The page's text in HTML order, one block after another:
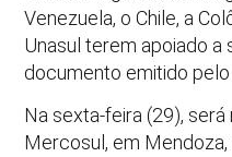
Venezuela, o Chile, a
Unasul terem apoiado a
documento emitido
Na sexta-feira (29), será
Mercosul, em Mendoza,